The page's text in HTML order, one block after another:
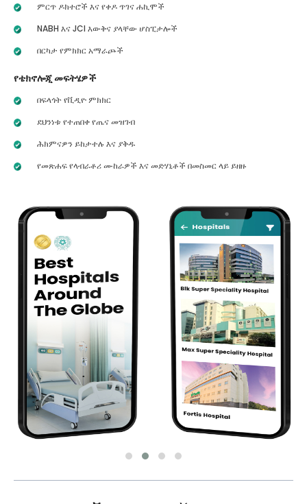
ምርጥ ዶክተሮች እና የቀዶ ጥገና ሐኪሞች
NABH እና JCI እውቅና ያላቸው ሆስፒታሎች
በርካታ የምክክር አማራጮች
የቴክኖሎጂ መፍትሄዎች
በፍላጎት የቪዲዮ ምክክር
ደህንነቱ የተጠበቀ የጤና መዝገብ
ሕክምናዎን ይከታተሉ እና ያቅዱ
የመጽሐፍ የላብራቶሪ ሙከራዎች እና መድሃኒቶች በመስመር ላይ ይዘዙ